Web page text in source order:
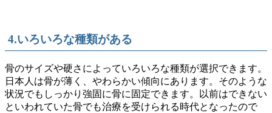
4.いろいろな種類がある
骨のサイズや硬さによっていろいろな種類が選択できます。
日本人は骨が薄く、やわらかい傾向にあります。そのような
状況でもしっかり強固に骨に固定できます。以前はできない
といわれていた骨でも治療を受けられる時代となったので